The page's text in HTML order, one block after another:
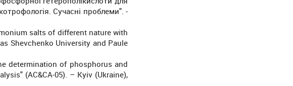
Сучасні проблеми". -
salts of different nature with
Shevchenko University and Paule
determination of phosphorus and
(AC&CA-05). – Kyiv (Ukraine),